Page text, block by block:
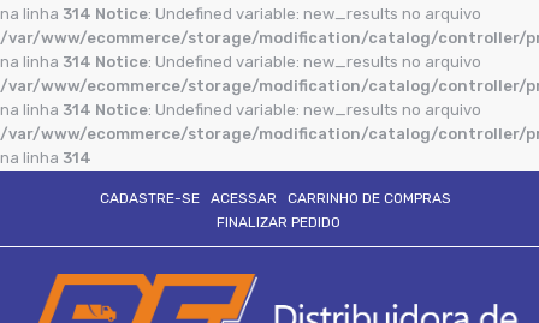
na linha 314 Notice: Undefined variable: new_results no arquivo
/var/www/ecommerce/storage/modification/catalog/controller/
na linha 314 Notice: Undefined variable: new_results no arquivo
/var/www/ecommerce/storage/modification/catalog/controller/
na linha 314 Notice: Undefined variable: new_results no arquivo
/var/www/ecommerce/storage/modification/catalog/controller/
na linha 314
CADASTRE-SE ACESSAR
CARRINHO DE COMPRAS
FINALIZAR PEDIDO